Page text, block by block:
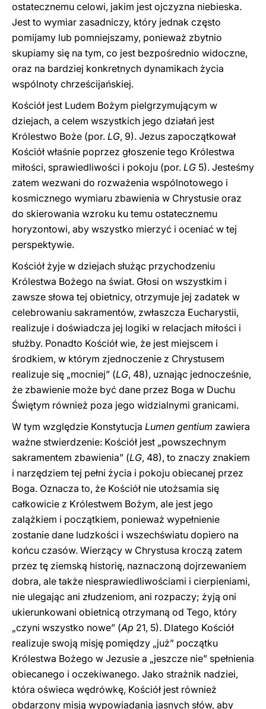
ostatecznemu celowi, jakim jest ojczyzna niebieska.
Jest to wymiar zasadniczy, który jednak często
pomijamy lub pomniejszamy, ponieważ zbytnio
skupiamy się na tym, co jest bezpośrednio widoczne,
oraz na bardziej konkretnych dynamikach życia
wspólnoty chrześcijańskiej.
Kościół jest Ludem Bożym pielgrzymującym w
dziejach, a celem wszystkich jego działań jest
Królestwo Boże (por. LG, 9). Jezus zapoczątkował
Kościół właśnie poprzez głoszenie tego Królestwa
miłości, sprawiedliwości i pokoju (por. LG 5). Jesteśmy
zatem wezwani do rozważenia wspólnotowego i
kosmicznego wymiaru zbawienia w Chrystusie oraz
do skierowania wzroku ku temu ostatecznemu
horyzontowi, aby wszystko mierzyć i oceniać w tej
perspektywie.
Kościół żyje w dziejach służąc przychodzeniu
Królestwa Bożego na świat. Głosi on wszystkim i
zawsze słowa tej obietnicy, otrzymuje jej zadatek w
celebrowaniu sakramentów, zwłaszcza Eucharystii,
realizuje i doświadcza jej logiki w relacjach miłości i
służby. Ponadto Kościół wie, że jest miejscem i
środkiem, w którym zjednoczenie z Chrystusem
realizuje się „mocniej” (LG, 48), uznając jednocześnie,
że zbawienie może być dane przez Boga w Duchu
Świętym również poza jego widzialnymi granicami.
W tym względzie Konstytucja Lumen gentium zawiera
ważne stwierdzenie: Kościół jest „powszechnym
sakramentem zbawienia” (LG, 48), to znaczy znakiem
i narzędziem tej pełni życia i pokoju obiecanej przez
Boga. Oznacza to, że Kościół nie utożsamia się
całkowicie z Królestwem Bożym, ale jest jego
zalążkiem i początkiem, ponieważ wypełnienie
zostanie dane ludzkości i wszechświatu dopiero na
końcu czasów. Wierzący w Chrystusa kroczą zatem
przez tę ziemską historię, naznaczoną dojrzewaniem
dobra, ale także niesprawiedliwościami i cierpieniami,
nie ulegając ani złudzeniom, ani rozpaczy; żyją oni
ukierunkowani obietnicą otrzymaną od Tego, który
„czyni wszystko nowe” (Ap 21, 5). Dlatego Kościół
realizuje swoją misję pomiędzy „już” początku
Królestwa Bożego w Jezusie a „jeszcze nie” spełnienia
obiecanego i oczekiwanego. Jako strażnik nadziei,
która oświeca wędrówkę, Kościół jest również
obdarzony misją wypowiadania jasnych słów, aby